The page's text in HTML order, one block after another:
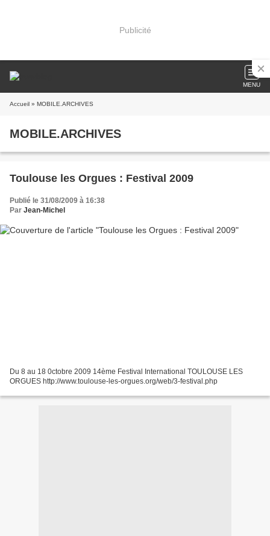
Publicité
MENU
Accueil » MOBILE.ARCHIVES
MOBILE.ARCHIVES
Toulouse les Orgues : Festival 2009
Publié le 31/08/2009 à 16:38
Par Jean-Michel
Du 8 au 18 0ctobre 2009 14ème Festival International TOULOUSE LES
ORGUES http://www.toulouse-les-orgues.org/web/3-festival.php